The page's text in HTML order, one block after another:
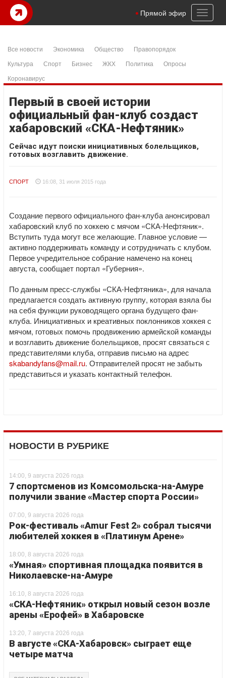
Toggle
Прямой эфир
Все новости Экономика Общество
Правопорядок
Культура
Спорт Бизнес ЖКХ Политика
Опросы
Коронавирус
Первый в своей истории
официальный фан-клуб создаст
хабаровский «СКА-Нефтяник»
Сейчас идут поиски инициативных болельщиков,
готовых возглавить движение.
СПОРТ 16:08, 31 июля 2015 года
Создание первого официального фан-клуба анонсировал
хабаровский клуб по хоккею с мячом «СКА-Нефтяник».
Вступить туда могут все желающие. Главное условие —
активно поддерживать команду и сотрудничать с клубом.
Первое учредительное собрание намечено на конец
августа, сообщает портал «Губерния».
По данным пресс-службы «СКА-Нефтяника», для начала
предлагается создать активную группу, которая взяла бы
на себя функции руководящего органа будущего фан-
клуба. Инициативных и креативных поклонников хоккея с
мячом, готовых помочь продвижению армейской команды
и возглавить движение болельщиков, просят связаться с
представителями клуба, отправив письмо на адрес
skabandyfans@mail.ru. Отправителей просят не забыть
представиться и указать контактный телефон.
НОВОСТИ В РУБРИКЕ
14:00, 9 августа 2026 года
7 спортсменов из Комсомольска-на-Амуре
получили звание «Мастер спорта России»
07:00, 9 августа 2026 года
Рок-фестиваль «Amur Fest 2» собрал тысячи
любителей хоккея в «Платинум Арене»
18:00, 8 августа 2026 года
«Умная» спортивная площадка появится в
Николаевске-на-Амуре
16:10, 8 августа 2026 года
«СКА-Нефтяник» открыл новый сезон возле
арены «Ерофей» в Хабаровске
13:20, 7 августа 2026 года
В августе «СКА-Хабаровск» сыграет еще
четыре матча